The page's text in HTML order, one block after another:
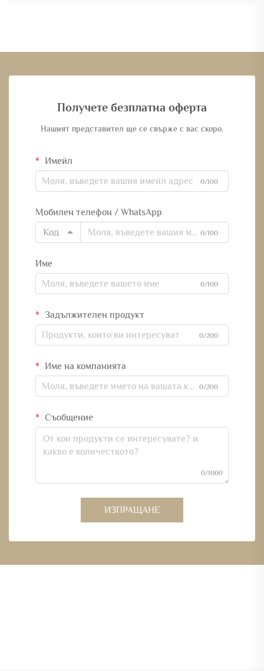
Получете безплатна оферта
Нашият представител ще се свърже с вас скоро.
Имейл
0/100
Мобилен телефон / WhatsApp
Код
0/100
Име
0/100
Задължителен продукт
0/200
Име на компанията
0/200
Съобщение
0/1000
ИЗПРАЩАНЕ